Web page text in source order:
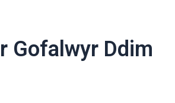
Gofalwyr Ddim